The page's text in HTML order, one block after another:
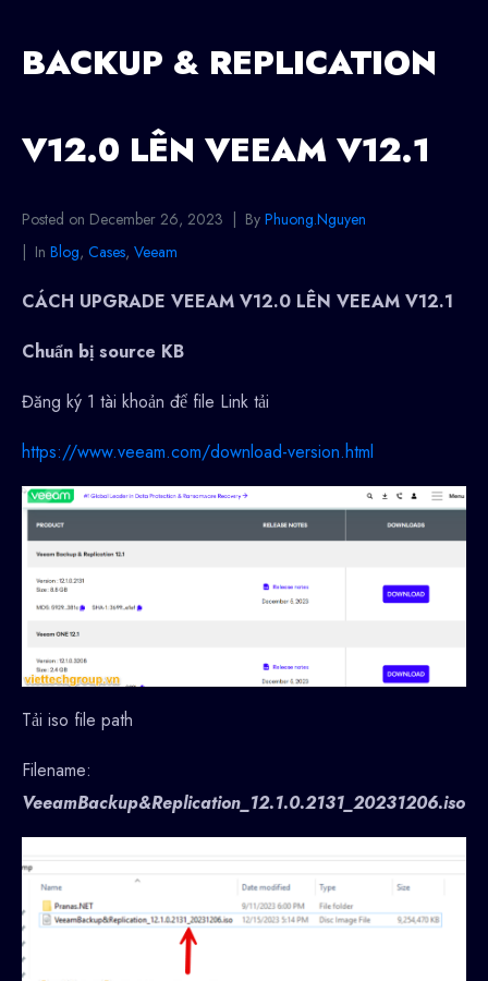
BACKUP & REPLICATION
V12.0 LÊN VEEAM V12.1
Posted on December 26, 2023 By Phuong.Nguyen
In Blog, Cases, Veeam
CÁCH UPGRADE VEEAM V12.0 LÊN VEEAM V12.1
Chuẩn bị source KB
Đăng ký 1 tài khoản để file Link tải
https://www.veeam.com/download-version.html
Tải iso file path
Filename:
VeeamBackup&Replication_12.1.0.2131_20231206.iso